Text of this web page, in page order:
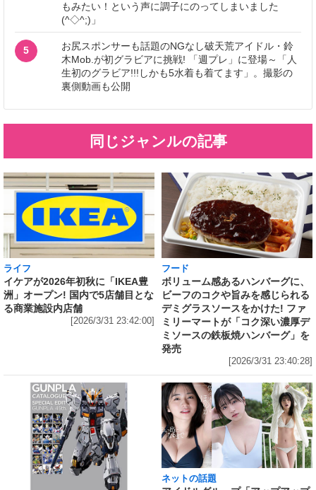
もみたい！という声に調子にのってしまいました
(^◇^;)」
5
お尻スポンサーも話題のNGなし破天荒アイドル・鈴
木Mob.が初グラビアに挑戦! 「週プレ」に登場～「人
生初のグラビア!!!しかも5水着も着てます」。撮影の
裏側動画も公開
同じジャンルの記事
ライフ
イケアが2026年初秋に「IKEA豊
洲」オープン! 国内で5店舗目とな
る商業施設内店舗
[2026/3/31 23:42:00]
フード
ボリューム感あるハンバーグに、
ビーフのコクや旨みを感じられる
デミグラスソースをかけた! ファ
ミリーマートが「コク深い濃厚デ
ミソースの鉄板焼ハンバーグ」を
発売
[2026/3/31 23:40:28]
ネットの話題